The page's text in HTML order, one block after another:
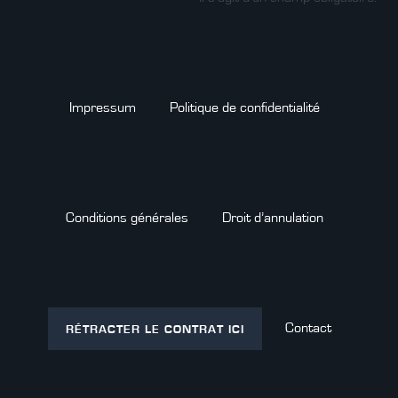
Impressum Politique de confidentialité
Conditions générales Droit d’annulation
RÉTRACTER LE CONTRAT ICI Contact